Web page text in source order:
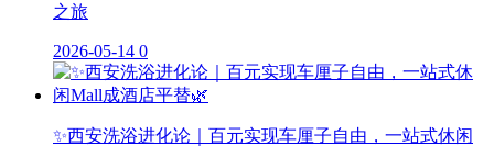
之旅
2026-05-14 0
✨西安洗浴进化论｜百元实现车厘子自由，一站式休闲